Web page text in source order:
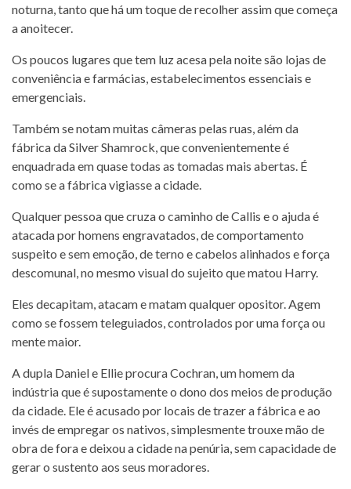
noturna, tanto que há um toque de recolher assim que começa
a anoitecer.
Os poucos lugares que tem luz acesa pela noite são lojas de
conveniência e farmácias, estabelecimentos essenciais e
emergenciais.
Também se notam muitas câmeras pelas ruas, além da
fábrica da Silver Shamrock, que convenientemente é
enquadrada em quase todas as tomadas mais abertas. É
como se a fábrica vigiasse a cidade.
Qualquer pessoa que cruza o caminho de Callis e o ajuda é
atacada por homens engravatados, de comportamento
suspeito e sem emoção, de terno e cabelos alinhados e força
descomunal, no mesmo visual do sujeito que matou Harry.
Eles decapitam, atacam e matam qualquer opositor. Agem
como se fossem teleguiados, controlados por uma força ou
mente maior.
A dupla Daniel e Ellie procura Cochran, um homem da
indústria que é supostamente o dono dos meios de produção
da cidade. Ele é acusado por locais de trazer a fábrica e ao
invés de empregar os nativos, simplesmente trouxe mão de
obra de fora e deixou a cidade na penúria, sem capacidade de
gerar o sustento aos seus moradores.